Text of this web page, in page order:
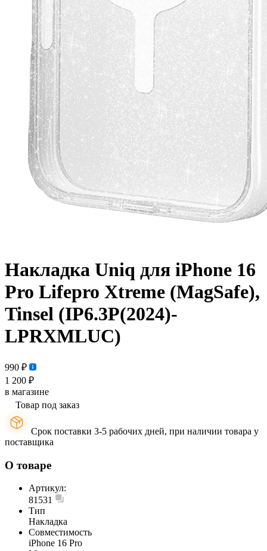
Накладка Uniq для iPhone 16
Pro Lifepro Xtreme (MagSafe),
Tinsel (IP6.3P(2024)-
LPRXMLUC)
990 ₽
1 200 ₽
в магазине
Товар под заказ
Срок поставки 3-5 рабочих дней, при наличии товара у
поставщика
О товаре
Артикул:
81531
Тип
Накладка
Совместимость
iPhone 16 Pro